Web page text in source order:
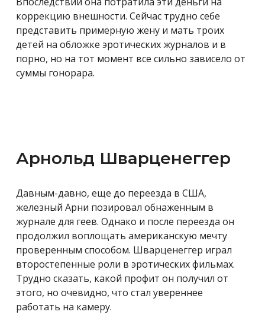
коррекцию внешности. Сейчас трудно себе
представить примерную жену и мать троих
детей на обложке эротических журналов и в
порно, но на тот момент все сильно зависело от
суммы гонорара.
Арнольд Шварценеггер
Давным-давно, еще до переезда в США,
железный Арни позировал обнаженным в
журнале для геев. Однако и после переезда он
продолжил воплощать американскую мечту
проверенным способом. Шварценеггер играл
второстепенные роли в эротических фильмах.
Трудно сказать, какой профит он получил от
этого, но очевидно, что стал увереннее
работать на камеру.